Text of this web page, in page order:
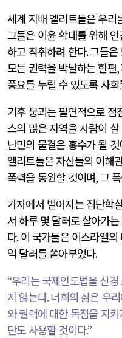
세계 지배 엘리트들은 우리
그들은 이윤 확대를 위해
하고 착취하려 한다.그들은
모든 권력을 박탈하는 한편,
풍요를 누릴 수 있도록 사
기후 붕괴는 필연적으로 점
스의 많은 지역을 사람이
난민의 물결은 홍수가 될 것
엘리트들은 자신들의 이해
폭력을 동원할 것이며,그
가자에서 벌어지는 집단학
서 하루 몇 달러로 살아가
다.이 국가들은 이스라엘
억 달러를 쏟아부었다.
“우리는 국제인도법을 신
지 않는다.너희의 삶은 우
와 권력에 대한 독점을 지
단도 사용할 것이다.”